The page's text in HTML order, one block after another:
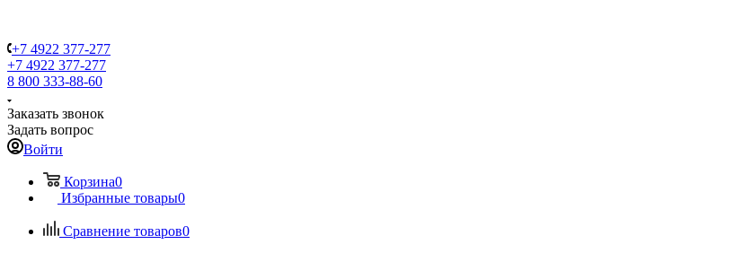
+7 4922 377-277
+7 4922 377-277
8 800 333-88-60
Заказать звонок
Задать вопрос
Войти
Корзина0
Избранные товары0
Сравнение товаров0